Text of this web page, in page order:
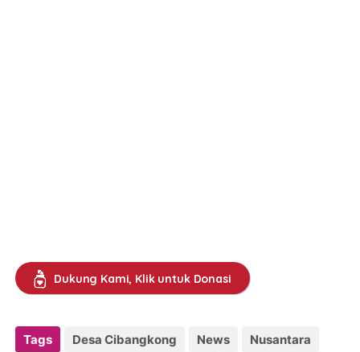
Dukung Kami, Klik untuk Donasi
Tags Desa Cibangkong News
Nusantara